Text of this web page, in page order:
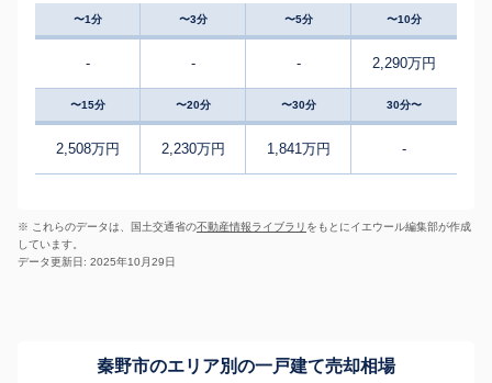
〜1分 〜3分 〜5分 〜10分
- - - 2,290万円
〜15分 〜20分 〜30分 30分〜
2,508万円 2,230万円 1,841万円 -
※ これらのデータは、国土交通省の不動産情報ライブラリ をもとにイエウール編集部が作成
しています。
データ更新日: 2025年10月29日
秦野市のエリア別の一戸建て売却相場